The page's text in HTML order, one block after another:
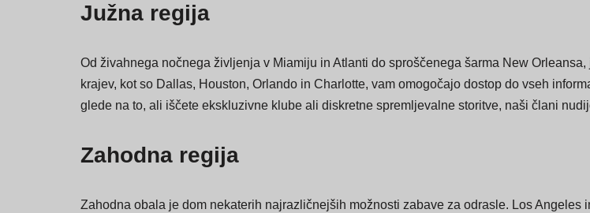
Milwaukee in St. Louis, ponujajo zanimive možnosti za tiste, ki želijo raziskovati.
Južna regija
Od živahnega nočnega življenja v Miamiju in Atlanti do sproščenega šarma New
glede na to, ali iščete ekskluzivne klube ali diskretne spremljevalne storitve, naši člani
Zahodna regija